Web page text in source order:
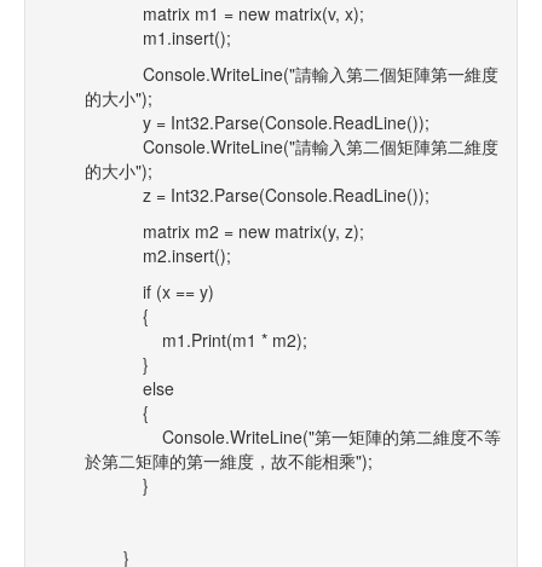
matrix m1 = new matrix(v, x);
m1.insert();
Console.WriteLine("請輸入第二個矩陣第一維度
的大小");
y = Int32.Parse(Console.ReadLine());
Console.WriteLine("請輸入第二個矩陣第二維度
的大小");
z = Int32.Parse(Console.ReadLine());
matrix m2 = new matrix(y, z);
m2.insert();
if (x == y)
{
m1.Print(m1 * m2);
}
else
{
Console.WriteLine("第一矩陣的第二維度不等
於第二矩陣的第一維度，故不能相乘");
}
}